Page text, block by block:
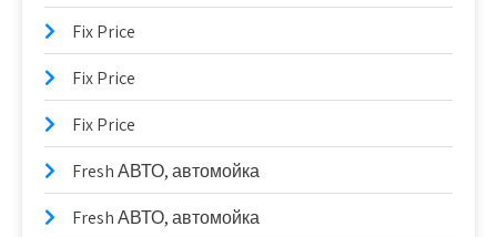
Fix Price
Fix Price
Fix Price
Fresh АВТО, автомойка
Fresh АВТО, автомойка